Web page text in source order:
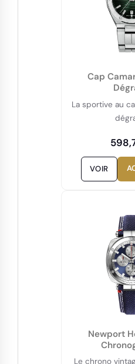
Cap
La sportive au
VOIR
Newport
Le chrono